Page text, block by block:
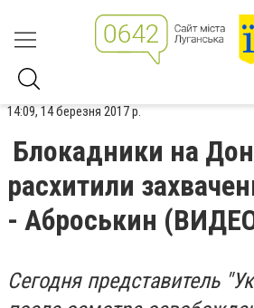
14:09, 14 березня 2017 р.
Блокадники на
расхитили
- Аброськин
Сегодня представитель